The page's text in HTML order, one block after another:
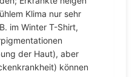
Klima nur sehr
im Winter T-Shirt,
der Haut), aber
können